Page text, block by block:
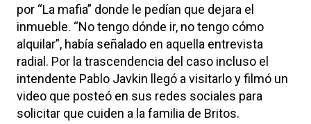
por “La mafia” donde le pedían que dejara el
inmueble. “No tengo dónde ir, no tengo cómo
alquilar”, había señalado en aquella entrevista
radial. Por la trascendencia del caso incluso el
intendente Pablo Javkin llegó a visitarlo y filmó un
video que posteó en sus redes sociales para
solicitar que cuiden a la familia de Britos.